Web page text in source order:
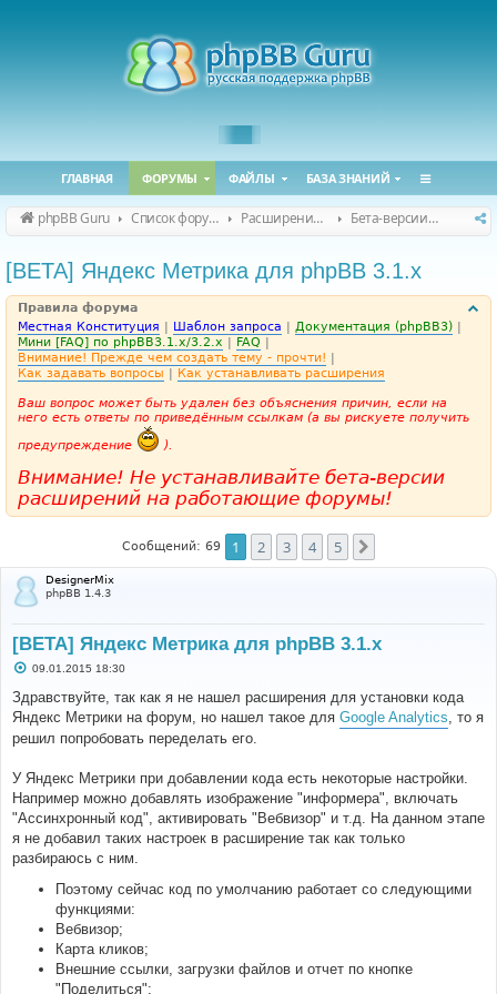
ГЛАВНАЯ ФОРУМЫ ФАЙЛЫ БАЗА ЗНАНИЙ
phpBB Guru Список форумов Расширения phpBB Бета-версии расширений для phpBB
[BETA] Яндекс Метрика для phpBB 3.1.x
Правила форума
Местная Конституция | Шаблон запроса | Документация (phpBB3) |
Мини [FAQ] по phpBB3.1.x/3.2.x | FAQ |
Внимание! Прежде чем создать тему - прочти! |
Как задавать вопросы | Как устанавливать расширения
Ваш вопрос может быть удален без объяснения причин, если на
него есть ответы по приведённым ссылкам (а вы рискуете получить
предупреждение
).
Внимание! Не устанавливайте бета-версии
расширений на работающие форумы!
Сообщений: 69 1 2 3 4 5
DesignerMix
phpBB 1.4.3
[BETA] Яндекс Метрика для phpBB 3.1.x
С
о
б
щ
н
е
09.01.2015 18:30
Здравствуйте, так как я не нашел расширения для установки кода
Яндекс Метрики на форум, но нашел такое для Google Analytics, то я
решил попробовать переделать его.
У Яндекс Метрики при добавлении кода есть некоторые настройки.
Например можно добавлять изображение "информера", включать
"Ассинхронный код", активировать "Вебвизор" и т.д. На данном этапе
я не добавил таких настроек в расширение так как только
разбираюсь с ним.
Поэтому сейчас код по умолчанию работает со следующими
функциями:
Вебвизор;
Карта кликов;
Внешние ссылки, загрузки файлов и отчет по кнопке
"Поделиться";